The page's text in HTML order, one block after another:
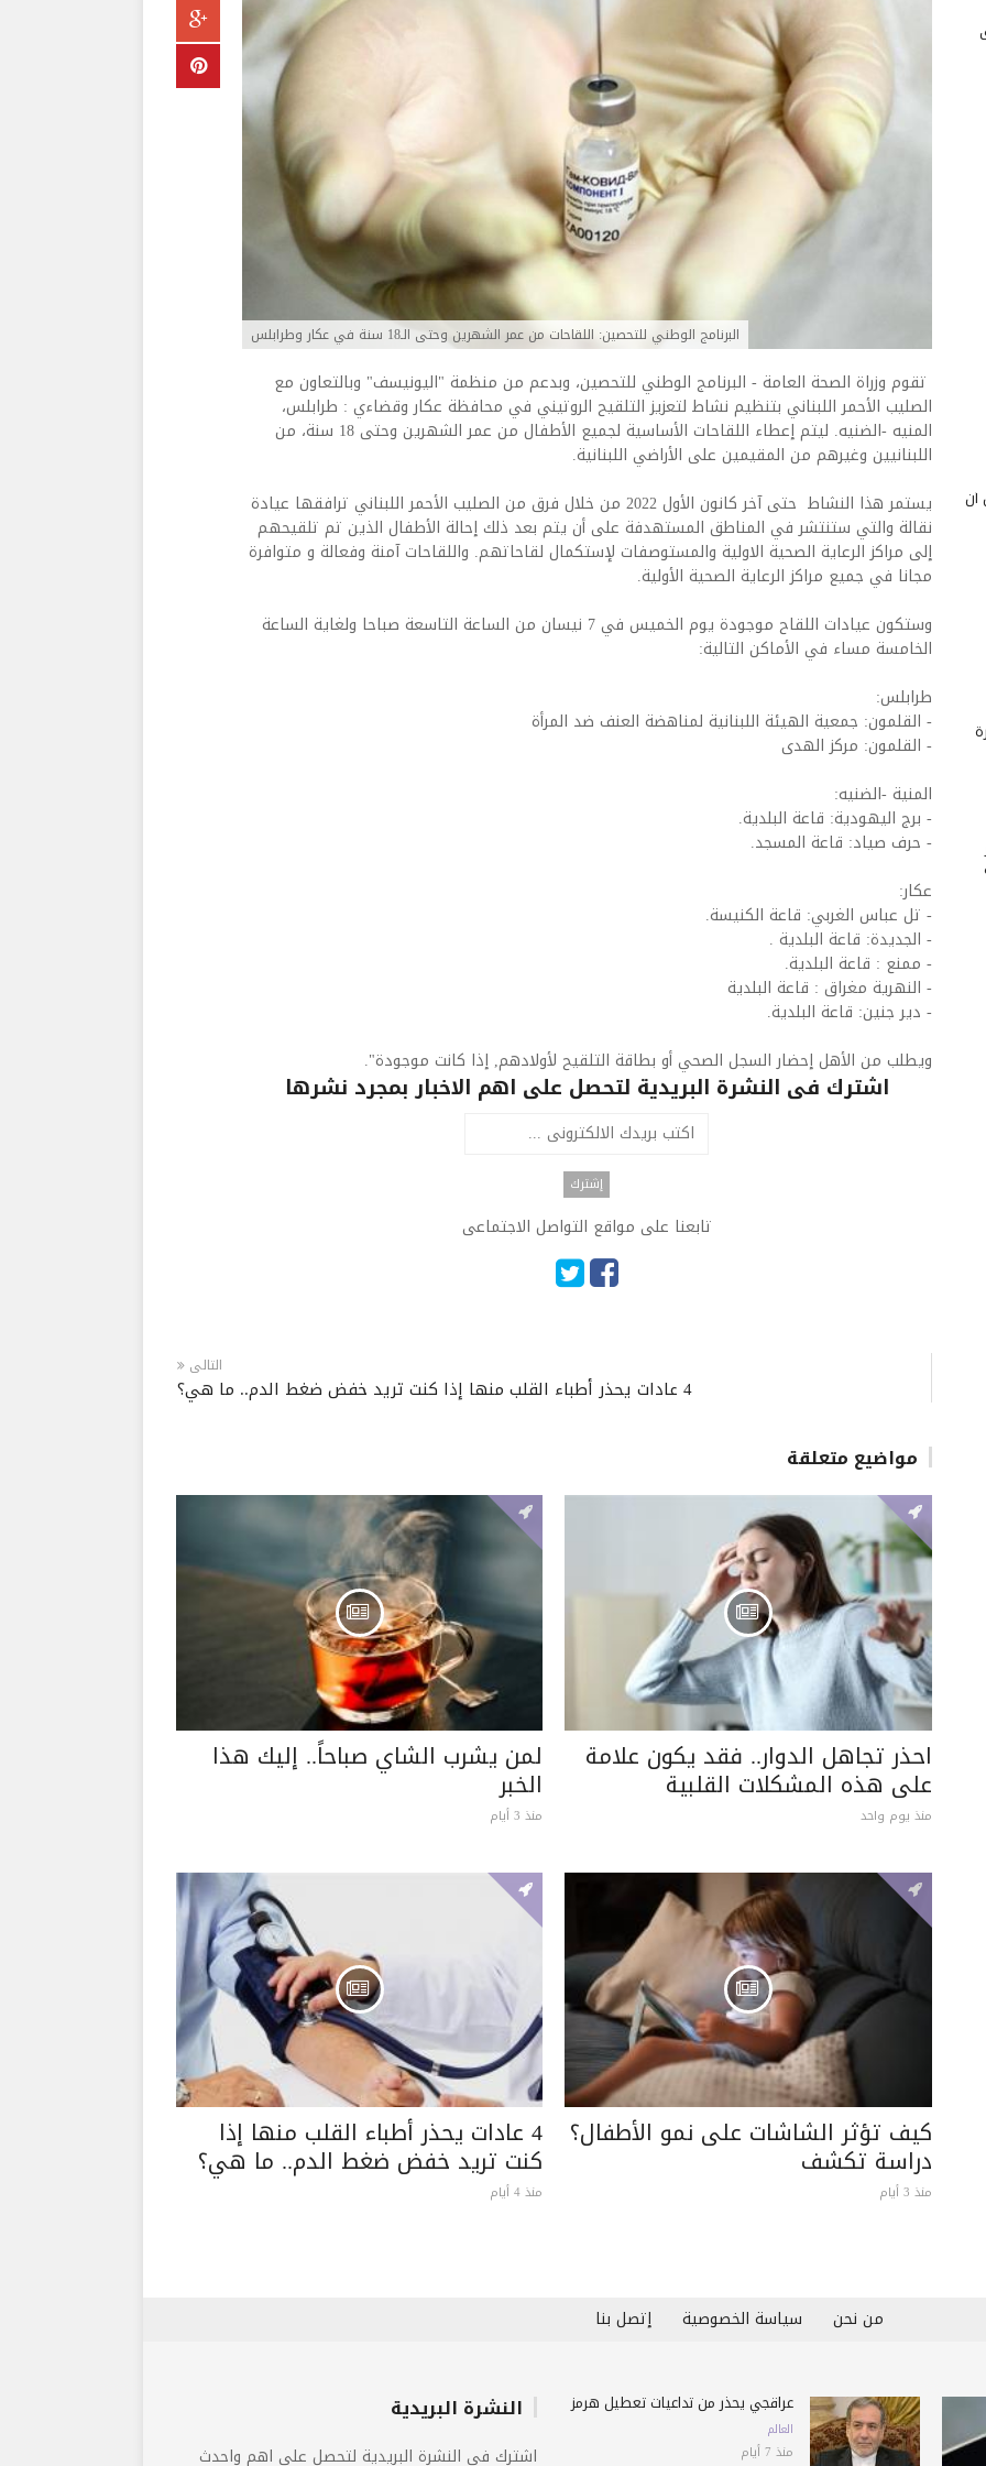
البرنامج الوطني للتحصين: اللقاحات من عمر الشهرين وحتى الـ18 سنة في عكار وطرابلس
تقوم وزراة الصحة العامة - البرنامج الوطني للتحصين، وبدعم من منظمة "اليونيسف" وبالتعاون مع
الصليب الأحمر اللبناني بتنظيم نشاط لتعزيز التلقيح الروتيني في محافظة عكار وقضاءي : طرابلس،
المنيه -الضنيه. ليتم إعطاء اللقاحات الأساسية لجميع الأطفال من عمر الشهرين وحتى 18 سنة، من
اللبنانيين وغيرهم من المقيمين على الأراضي اللبنانية.
يستمر هذا النشاط حتى آخر كانون الأول 2022 من خلال فرق من الصليب الأحمر اللبناني ترافقها عيادة
نقالة والتي ستنتشر في المناطق المستهدفة على أن يتم بعد ذلك إحالة الأطفال الذين تم تلقيحهم
إلى مراكز الرعاية الصحية الاولية والمستوصفات لإستكمال لقاحاتهم. واللقاحات آمنة وفعالة و متوافرة
مجانا في جميع مراكز الرعاية الصحية الأولية.
وستكون عيادات اللقاح موجودة يوم الخميس في 7 نيسان من الساعة التاسعة صباحا ولغاية الساعة
الخامسة مساء في الأماكن التالية:
طرابلس:
- القلمون: جمعية الهيئة اللبنانية لمناهضة العنف ضد المرأة
- القلمون: مركز الهدى
المنية -الضنيه:
- برج اليهودية: قاعة البلدية.
- حرف صياد: قاعة المسجد.
عكار:
- تل عباس الغربي: قاعة الكنيسة.
- الجديدة: قاعة البلدية .
- ممنع : قاعة البلدية.
- النهرية مغراق : قاعة البلدية
- دير جنين: قاعة البلدية.
ويطلب من الأهل إحضار السجل الصحي أو بطاقة التلقيح لأولادهم, إذا كانت موجودة".
اشترك فى النشرة البريدية لتحصل على اهم الاخبار بمجرد نشرها
تابعنا على مواقع التواصل الاجتماعى
التالى
4 عادات يحذر أطباء القلب منها إذا كنت تريد خفض ضغط الدم.. ما هي؟
مواضيع متعلقة
احذر تجاهل الدوار.. فقد يكون علامة
على هذه المشكلات القلبية
منذ يوم واحد
لمن يشرب الشاي صباحاً.. إليك هذا
الخبر
منذ 3 أيام
كيف تؤثر الشاشات على نمو الأطفال؟
دراسة تكشف
منذ 3 أيام
4 عادات يحذر أطباء القلب منها إذا
كنت تريد خفض ضغط الدم.. ما هي؟
منذ 4 أيام
أن
من نحن سياسة الخصوصية إتصل بنا
عراقجي يحذّر من تداعيات تعطيل هرمز
العالم
منذ 7 أيام
النشرة البريدية
اشترك فى النشرة البريدية لتحصل على اهم واحدث